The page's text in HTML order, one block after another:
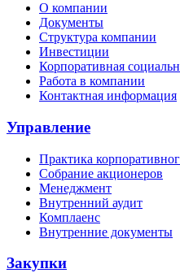
О компании
Документы
Структура компании
Инвестиции
Корпоративная
Работа в компании
Контактная информация
Управление
Практика
Собрание акционеров
Менеджмент
Внутренний аудит
Комплаенс
Внутренние документы
Закупки